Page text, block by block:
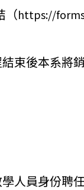
（https://
束後本系將
人員身份聘